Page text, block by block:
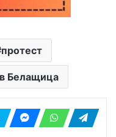
протест
Белащица